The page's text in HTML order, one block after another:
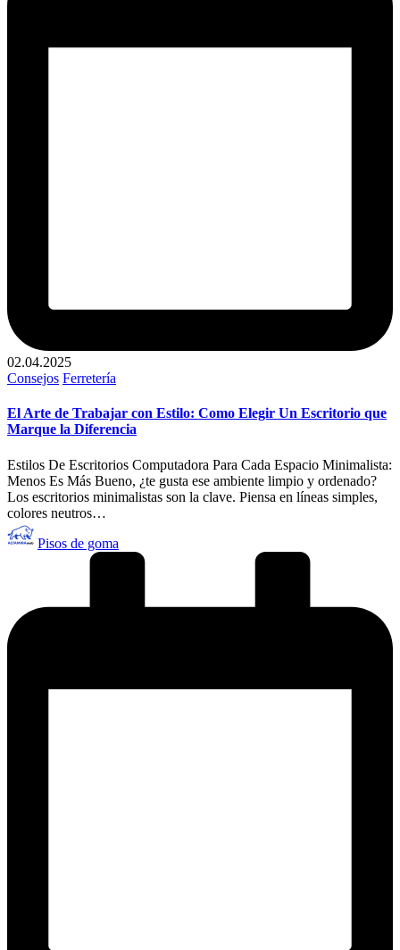
02.04.2025
Publicado
Consejos Ferretería
El Arte de Trabajar con Estilo: Como Elegir Un Escritorio que
Marque la Diferencia
Estilos De Escritorios Computadora Para Cada Espacio Minimalista:
Menos Es Más Bueno, ¿te gusta ese ambiente limpio y ordenado?
Los escritorios minimalistas son la clave. Piensa en líneas simples,
colores neutros…
Publicado
por
Pisos de goma